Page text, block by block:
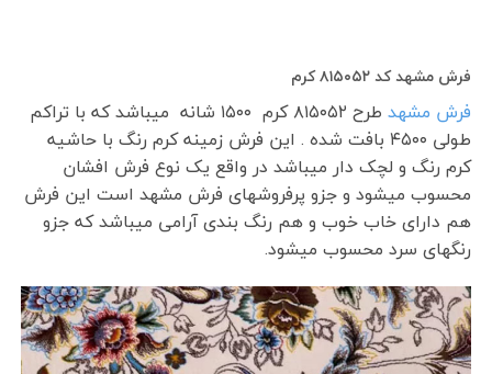
فرش مشهد کد ۸۱۵۰۵۲ کرم
فرش مشهد
طرح ۸۱۵۰۵۲ کرم ۱۵۰۰ شانه می­باشد که با تراکم
طولی ۴۵۰۰ بافت شده . این فرش زمینه کرم رنگ با حاشیه
کرم رنگ و لچک دار میباشد در واقع یک نوع فرش افشان
محسوب میشود و جزو پرفروشهای فرش مشهد است این فرش
هم دارای خاب خوب و هم رنگ بندی آرامی میباشد که جزو
رنگهای سرد محسوب میشود.